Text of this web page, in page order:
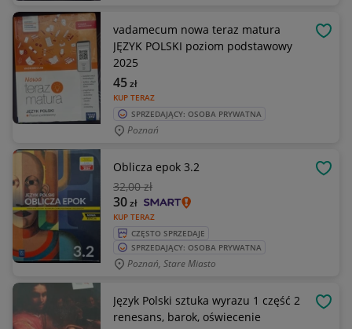
vadamecum nowa teraz matura
JĘZYK POLSKI poziom podstawowy
2025
KUP TERAZ
45zł
SPRZEDAJĄCY: OSOBA PRYWATNA
Poznań
Oblicza epok 3.2
32,00 zł
KUP TERAZ
30zł
CZĘSTO SPRZEDAJE
SPRZEDAJĄCY: OSOBA PRYWATNA
Poznań, Stare Miasto
Język Polski sztuka wyrazu 1 część 2
renesans, barok, oświecenie